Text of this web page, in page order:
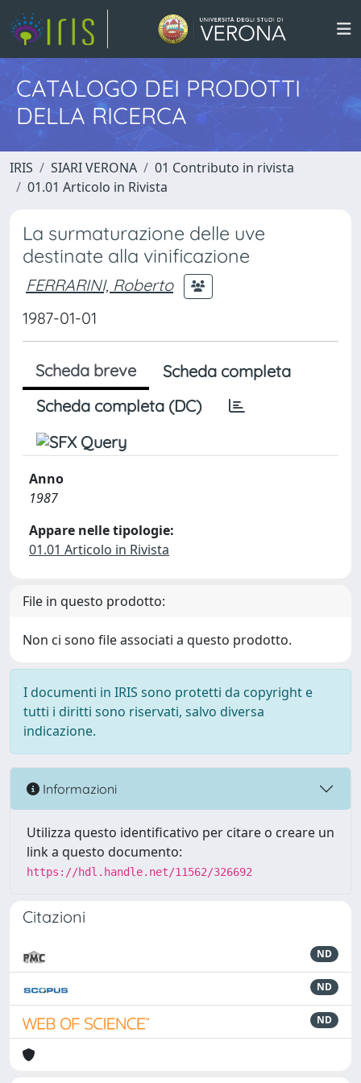
CATALOGO DEI PRODOTTI
DELLA RICERCA
IRIS SIARI VERONA
01 Contributo in rivista
01.01 Articolo in Rivista
La surmaturazione delle uve
destinate alla vinificazione
FERRARINI, Roberto
1987-01-01
Scheda breve
Scheda completa
Scheda completa (DC)
Anno
1987
Appare nelle tipologie:
01.01 Articolo in Rivista
File in questo prodotto:
Non ci sono file associati a questo prodotto.
I documenti in IRIS sono protetti da copyright e
tutti i diritti sono riservati, salvo diversa
indicazione.
Informazioni
Utilizza questo identificativo per citare o creare un
link a questo documento:
https://hdl.handle.net/11562/326692
Citazioni
ND
ND
ND